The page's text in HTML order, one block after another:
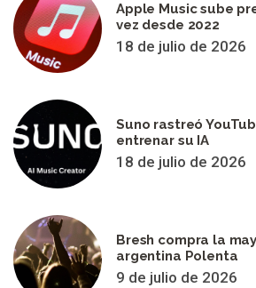
Apple Music sube
vez desde 2022
18 de julio de 2026
Suno rastreó
entrenar su IA
18 de julio de 2026
Bresh compra la
argentina Polenta
9 de julio de 2026